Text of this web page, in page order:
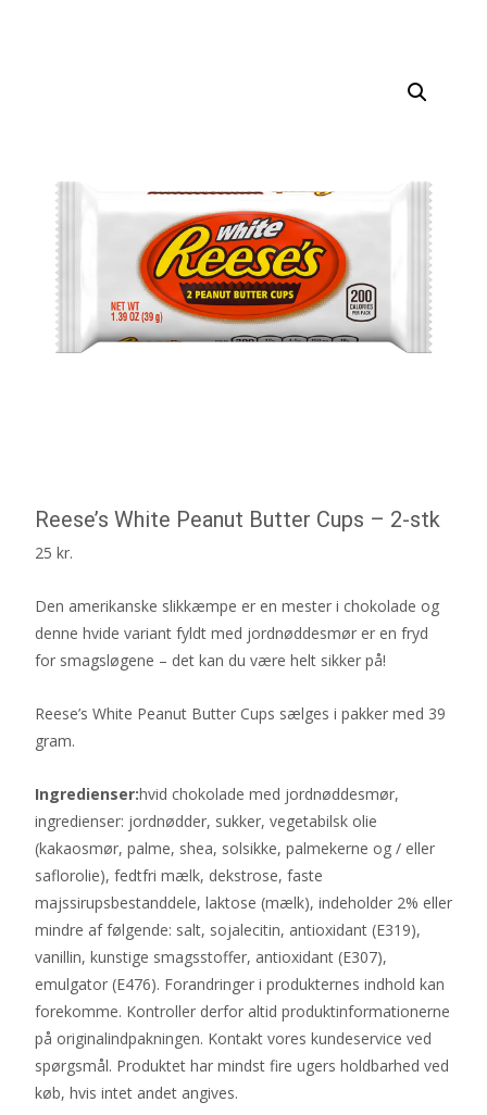
Reese’s White Peanut Butter Cups – 2-stk
25 kr.
Den amerikanske slikkæmpe er en mester i chokolade og
denne hvide variant fyldt med jordnøddesmør er en fryd
for smagsløgene – det kan du være helt sikker på!
Reese’s White Peanut Butter Cups sælges i pakker med 39
gram.
Ingredienser:hvid chokolade med jordnøddesmør,
ingredienser: jordnødder, sukker, vegetabilsk olie
(kakaosmør, palme, shea, solsikke, palmekerne og / eller
saflorolie), fedtfri mælk, dekstrose, faste
majssirupsbestanddele, laktose (mælk), indeholder 2% eller
mindre af følgende: salt, sojalecitin, antioxidant (E319),
vanillin, kunstige smagsstoffer, antioxidant (E307),
emulgator (E476). Forandringer i produkternes indhold kan
forekomme. Kontroller derfor altid produktinformationerne
på originalindpakningen. Kontakt vores kundeservice ved
spørgsmål. Produktet har mindst fire ugers holdbarhed ved
køb, hvis intet andet angives.